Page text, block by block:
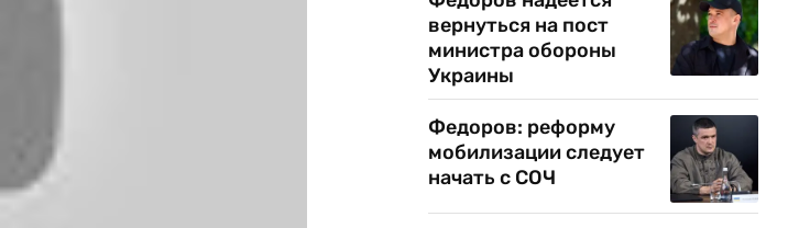
вернуться на пост
министра обороны
Украины
Федоров: реформу
мобилизации следует
начать с СОЧ